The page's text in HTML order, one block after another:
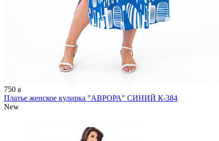
750 a
Платье женское кулирка "АВРОРА" СИНИЙ К-384
New